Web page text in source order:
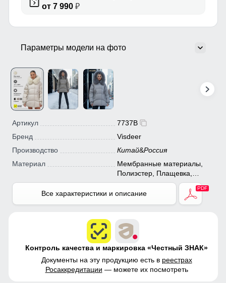
от 7 990₽
Параметры модели на фото
Артикул
7737B
Бренд
Visdeer
Производство
Китай&Россия
Материал
Мембранные материалы,
Полиэстер, Плащевка,
Болонь, Экологичные
материалы
Все характеристики и описание
Контроль качества и маркировка «Честный ЗНАК»
Документы на эту продукцию есть в реестрах
Росаккредитации — можете их посмотреть